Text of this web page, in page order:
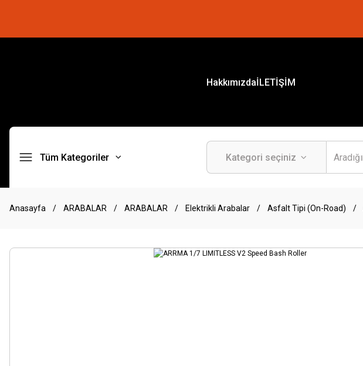
HakkımızdaİLETİŞİM
Tüm Kategoriler
Anasayfa ARABALAR ARABALAR Elektrikli Arabalar Asfalt Tipi (On-Road)